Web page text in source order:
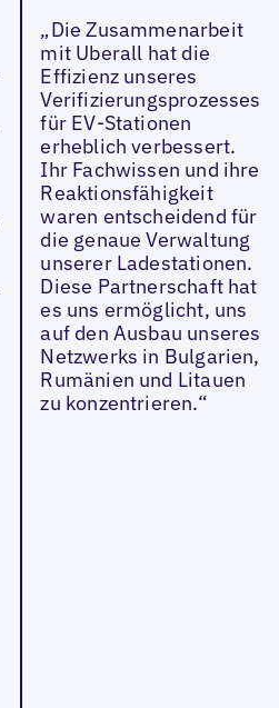
„Die Zusammenarbeit
mit Uberall hat die
Effizienz unseres
Verifizierungsprozesses
für EV-Stationen
erheblich verbessert.
Ihr Fachwissen und ihre
Reaktionsfähigkeit
waren entscheidend für
die genaue Verwaltung
unserer Ladestationen.
Diese Partnerschaft hat
es uns ermöglicht, uns
auf den Ausbau unseres
Netzwerks in Bulgarien,
Rumänien und Litauen
zu konzentrieren.“